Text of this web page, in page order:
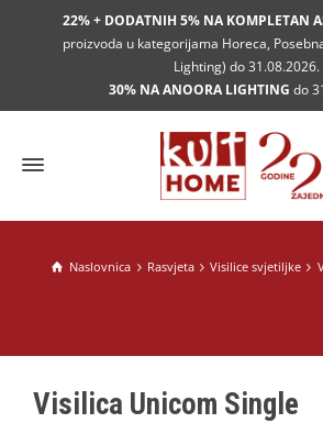
22% + DODATNIH 5% NA KOMPLETAN
proizvoda u kategorijama Horeca,
Lighting) do 31.08.2026.
30% NA ANOORA LIGHTING do
Naslovnica Rasvjeta Visilice svjetiljke
Visilica Unicom Single